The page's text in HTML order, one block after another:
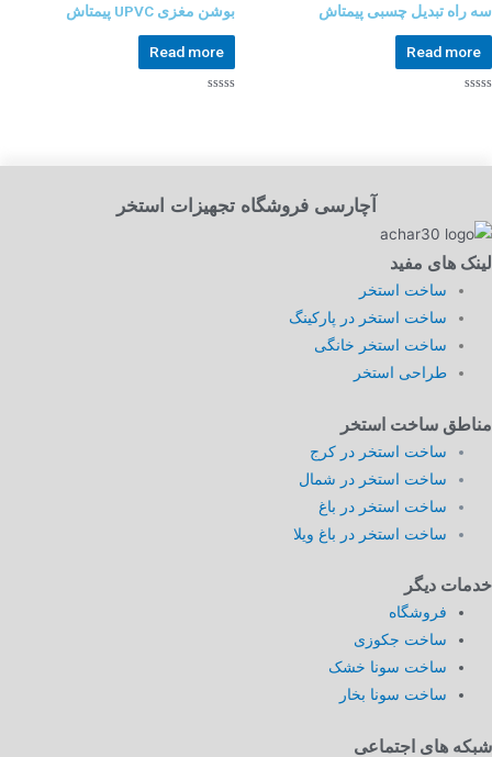
سه راه تبدیل چسبی پیمتاش
Read more
بوشن مغزی UPVC پیمتاش
Read more
آچارسی فروشگاه تجهیزات استخر
لینک های مفید
ساخت استخر
ساخت استخر در پارکینگ
ساخت استخر خانگی
طراحی استخر
مناطق ساخت استخر
ساخت استخر در کرج
ساخت استخر در شمال
ساخت استخر در باغ
ساخت استخر در باغ ویلا
خدمات دیگر
فروشگاه
ساخت جکوزی
ساخت سونا خشک
ساخت سونا بخار
شبکه های اجتماعی